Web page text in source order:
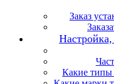
Заказ
Какие типы